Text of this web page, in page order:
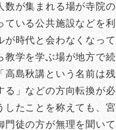
数が集まれる場が寺院
ている公共施設などを
が時代と会わなくなっ
教学を学ぶ場が地方で
高島秋講という名前は
る」などの方向転換が必
したことを称えても、
門徒の方が無理を聞い